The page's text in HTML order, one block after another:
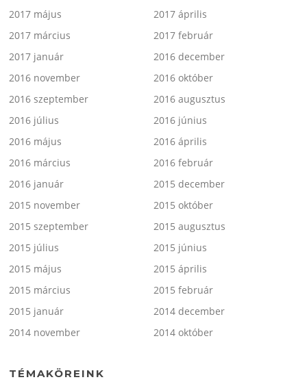
2017 május
2017 április
2017 március
2017 február
2017 január
2016 december
2016 november
2016 október
2016 szeptember
2016 augusztus
2016 július
2016 június
2016 május
2016 április
2016 március
2016 február
2016 január
2015 december
2015 november
2015 október
2015 szeptember
2015 augusztus
2015 július
2015 június
2015 május
2015 április
2015 március
2015 február
2015 január
2014 december
2014 november
2014 október
TÉMAKÖREINK